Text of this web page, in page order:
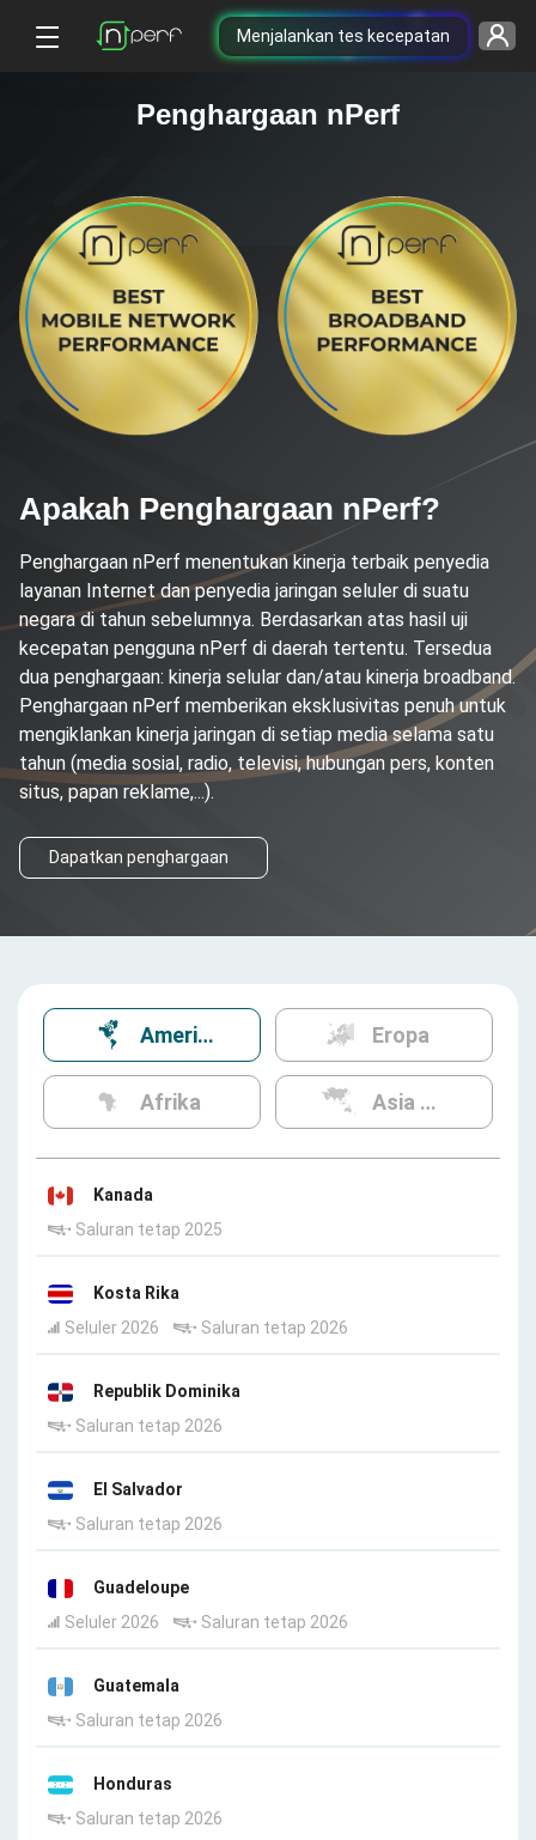
Menjalankan tes kecepatan
Penghargaan nPerf
Apakah Penghargaan nPerf?
Penghargaan nPerf menentukan kinerja terbaik penyedia
layanan Internet dan penyedia jaringan seluler di suatu
negara di tahun sebelumnya. Berdasarkan atas hasil uji
kecepatan pengguna nPerf di daerah tertentu. Tersedua
dua penghargaan: kinerja selular dan/atau kinerja broadband.
Penghargaan nPerf memberikan eksklusivitas penuh untuk
mengiklankan kinerja jaringan di setiap media selama satu
tahun (media sosial, radio, televisi, hubungan pers, konten
situs, papan reklame,...).
Dapatkan penghargaan
Amerika Eropa
Afrika Asia Oceania
Kanada
Saluran tetap 2025
Kosta Rika
Seluler 2026
Saluran tetap 2026
Republik Dominika
Saluran tetap 2026
El Salvador
Saluran tetap 2026
Guadeloupe
Seluler 2026
Saluran tetap 2026
Guatemala
Saluran tetap 2026
Honduras
Saluran tetap 2026